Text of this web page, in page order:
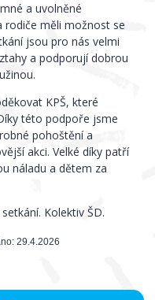
a uvolněné
rodiče měli možnost se
jsou pro nás velmi
a podporují dobrou
KPŠ, které
této podpoře jsme
pohoštění a
akci. Velké díky patří
náladu a dětem za
Kolektiv ŠD.
29.4.2026